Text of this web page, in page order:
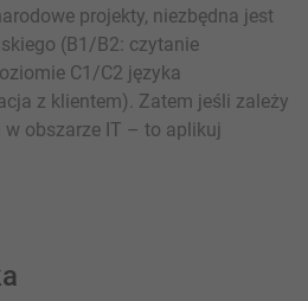
projekty, niezbędna jest
(B1/B2: czytanie
C1/C2 języka
z klientem). Zatem jeśli zależy
obszarze IT – to aplikuj